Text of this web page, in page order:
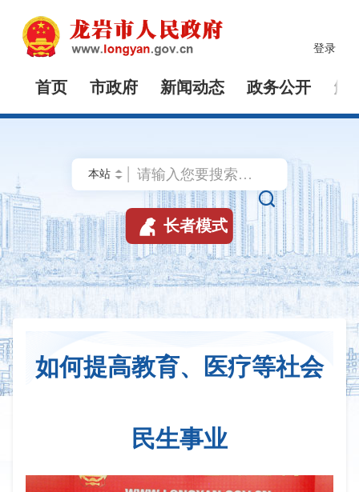
登录
首页 市政府 新闻动态 政务公开 解

 长者模式
如何提高教育、医疗等社会
民生事业